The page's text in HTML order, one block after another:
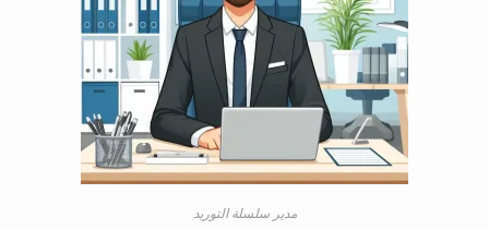
مدير سلسلة التوريد